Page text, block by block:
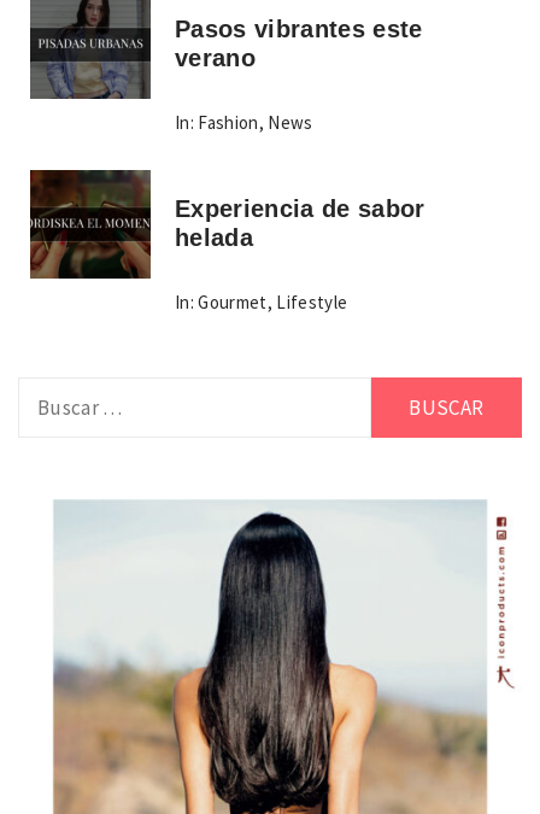
Pasos vibrantes este
verano
In: Fashion, News
Experiencia de sabor
helada
In: Gourmet, Lifestyle